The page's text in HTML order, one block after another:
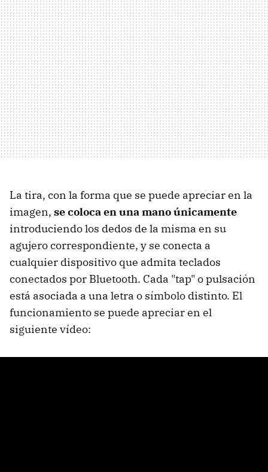
La tira, con la forma que se puede apreciar en la
imagen, se coloca en una mano únicamente
introduciendo los dedos de la misma en su
agujero correspondiente, y se conecta a
cualquier dispositivo que admita teclados
conectados por Bluetooth. Cada "tap" o pulsación
está asociada a una letra o símbolo distinto. El
funcionamiento se puede apreciar en el
siguiente vídeo: